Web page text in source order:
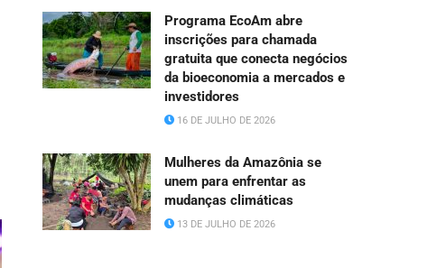
Programa EcoAm abre
inscrições para chamada
gratuita que conecta negócios
da bioeconomia a mercados e
investidores
16 DE JULHO DE 2026
Mulheres da Amazônia se
unem para enfrentar as
mudanças climáticas
13 DE JULHO DE 2026